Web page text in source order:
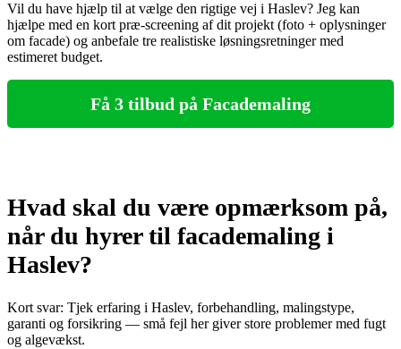
Vil du have hjælp til at vælge den rigtige vej i Haslev? Jeg kan
hjælpe med en kort præ‑screening af dit projekt (foto + oplysninger
om facade) og anbefale tre realistiske løsningsretninger med
estimeret budget.
Få 3 tilbud på Facademaling
Hvad skal du være opmærksom på,
når du hyrer til facademaling i
Haslev?
Kort svar: Tjek erfaring i Haslev, forbehandling, malingstype,
garanti og forsikring — små fejl her giver store problemer med fugt
og algevækst.